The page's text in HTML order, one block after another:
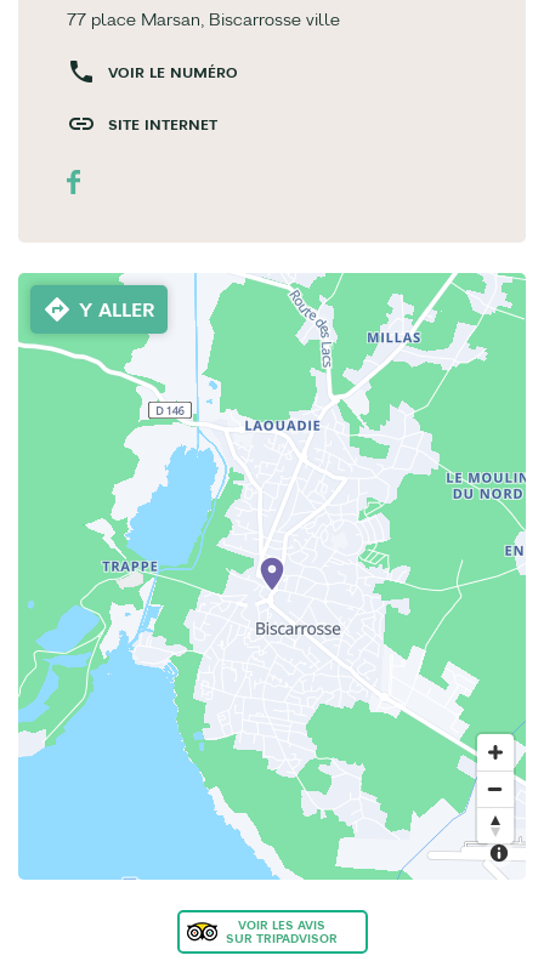
77 place Marsan, Biscarrosse ville
VOIR LE NUMÉRO
SITE INTERNET
Y ALLER
VOIR LES AVIS
SUR TRIPADVISOR